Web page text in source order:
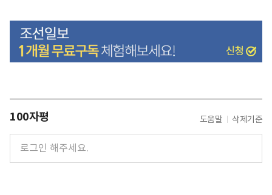
100자평 도움말 삭제기준